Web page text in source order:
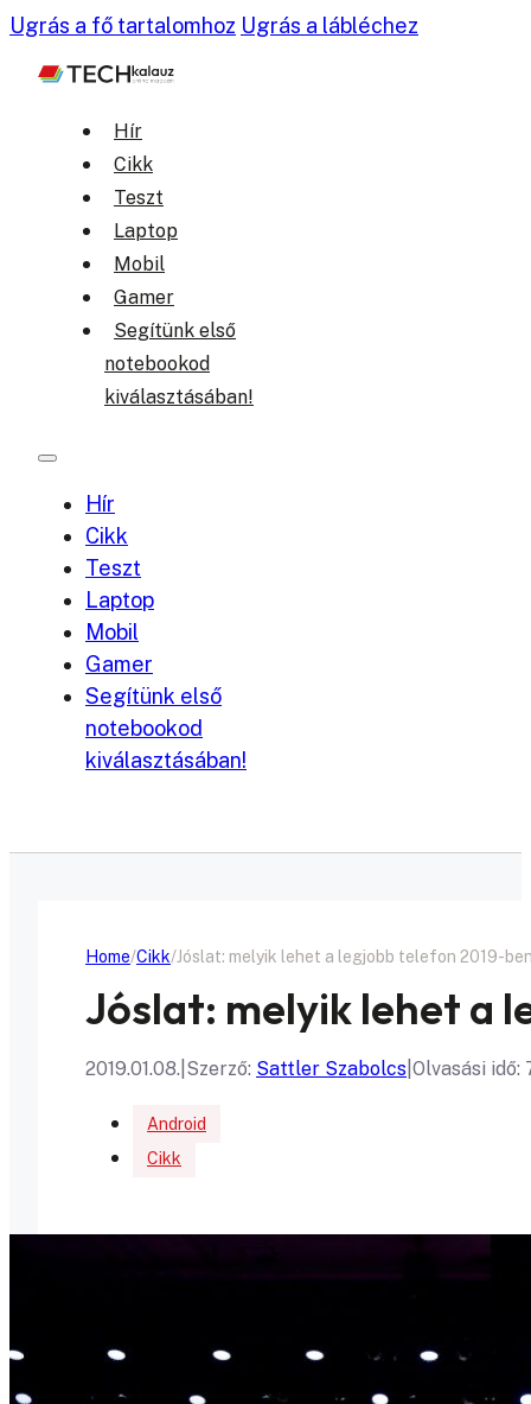
Ugrás a fő tartalomhoz Ugrás a lábléchez
Hír
Cikk
Teszt
Laptop
Mobil
Gamer
Segítünk első
notebookod
kiválasztásában!
Hír
Cikk
Teszt
Laptop
Mobil
Gamer
Segítünk első
notebookod
kiválasztásában!
Home Cikk Jóslat: melyik lehet a legjobb telefon 2019-
Jóslat: melyik lehet a
2019.01.08. Szerző: Sattler Szabolcs Olvasási idő:
Android
Cikk